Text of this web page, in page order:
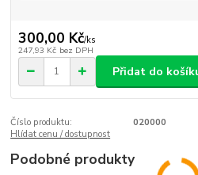
300,00 Kč/ks
247,93 Kč bez DPH
Přidat do
Číslo produktu:
020000
Hlídat cenu / dostupnost
Podobné produkty